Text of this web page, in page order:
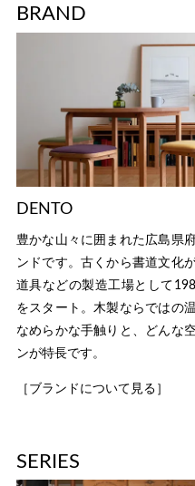
BRAND
DENTO
豊かな山々に囲まれた広島県
ンドです。古くから書道文化
道具などの製造工場として
をスタート。木製ならではの
なめらかな手触りと、どんな
ンが特長です。
［ブランドについて見る］
SERIES